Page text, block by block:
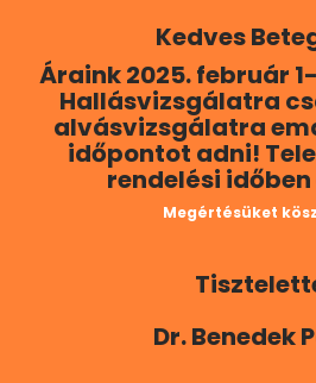
Kedves
Áraink 2025. február
Hallásvizsgálatra
alvásvizsgálatra
időpontot adni!
rendelési
Megértésüket
Dr. Benedek
RÓLUNK
KAPCSOLAT
SZOLGÁLTATÁSAINK